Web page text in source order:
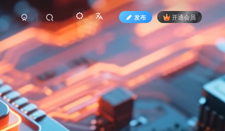
发布 开通会员